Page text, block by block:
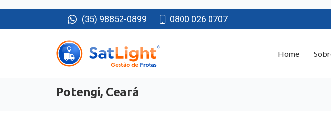
(35) 98852-0899 0800 026 0707
Potengi, Ceará